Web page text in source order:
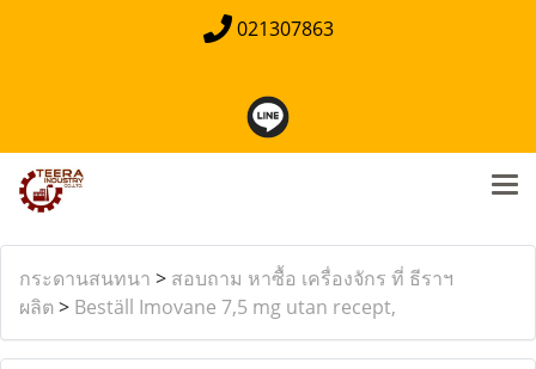
021307863
กระดานสนทนา > สอบถาม หาซื้อ เครื่องจักร ที่ ธีราฯ
ผลิต > Beställ Imovane 7,5 mg utan recept,